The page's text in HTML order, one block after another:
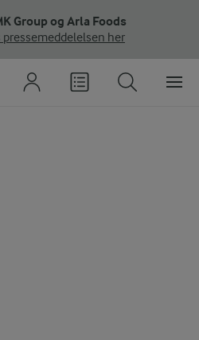
Group og Arla Foods
her